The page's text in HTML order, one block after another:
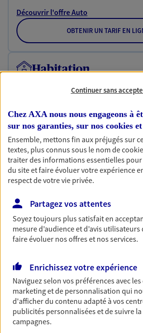
Découvrir l'offre Auto
OBTENIR UN TARIF EN
Habitation
contrat Ma Maison assure votre
Découvrir l'offre Habitation
OBTENIR UN TARIF EN
Garantie Accidents
ou grande lectrice… personne
accident du quotidien. Avec Ma
Accident, protégez votre qualité
revenus.
OBTENIR UN TARIF EN
Multirisque
Gagnez en simplicité et en sérénité
Continuer sans
Chez AXA nous nous engageons à
sur nos garanties, sur nos cookies
Ensemble, mettons fin aux préjugés sur
textes, plus connus sous le nom de
traiter des informations essentielles
du site et faire évoluer votre expérience
respect de votre vie privée.
Partagez vos attentes
Soyez toujours plus satisfait en
mesure d’audience et d’avis
faire évoluer nos offres et nos services.
Enrichissez votre expérience
Naviguez selon vos préférences avec les
marketing et de personnalisation qui
d'afficher du contenu adapté à vos
publicités personnalisées et de suivre
campagnes.